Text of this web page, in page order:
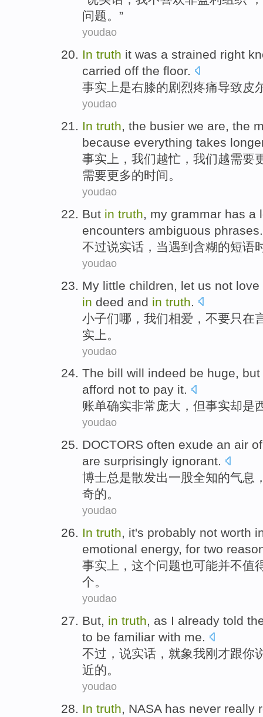
问题。”
youdao
In truth it was a strained right
carried off the floor.
事实上是右膝的剧烈疼痛导致皮
youdao
In truth, the busier we are, the
because everything takes
事实上 ， 我们越忙 ，我们越需要
需要更多的时间。
youdao
But in truth, my grammar has a
encounters ambiguous phrases.
不过说实话 ， 当遇到 含糊的短语
youdao
My little children, let us not love
in deed and in truth
小子们哪， 我们相爱 ，不要只在
实 上 。
youdao
The bill will indeed be huge, but
afford not to pay it.
账单确实非常 庞大， 但事实却是
youdao
DOCTORS often exude an air
are surprisingly ignorant.
博士总是散发出一股全知的气息
奇的。
youdao
In truth, it's probably not worth
emotional energy, for two
事实上 ， 这个问题也可能并不值
个。
youdao
But, in truth, as I already told
to be familiar with me.
不过 ， 说实话 ， 就象我刚才跟你
近的。
youdao
In truth NASA has never really